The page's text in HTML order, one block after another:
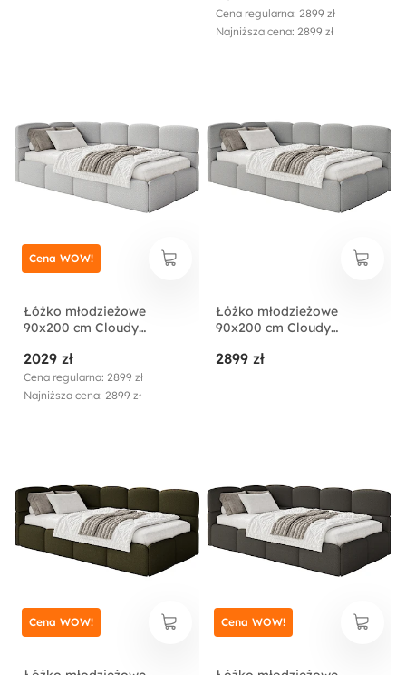
boucle
Cena regularna: 2899 zł
Najniższa cena: 2899 zł
Łóżko młodzieżowe
90x200 cm Cloudy
pojemnikiem szarobeżowe
boucle
2029 zł
Cena regularna: 2899 zł
Najniższa cena: 2899 zł
Cena WOW!
Łóżko młodzieżowe
90x200 cm Cloudy
pojemnikiem szare boucle
2899 zł
Cena WOW! Cena WOW!